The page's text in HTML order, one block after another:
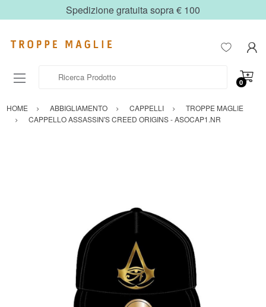
Spedizione gratuita sopra € 100
0
HOME ABBIGLIAMENTO CAPPELLI
TROPPE MAGLIE
CAPPELLO ASSASSIN'S CREED ORIGINS - ASOCAP1.NR